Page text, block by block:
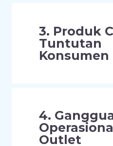
3. Produk
Tuntutan
Konsumen
4.
Outlet